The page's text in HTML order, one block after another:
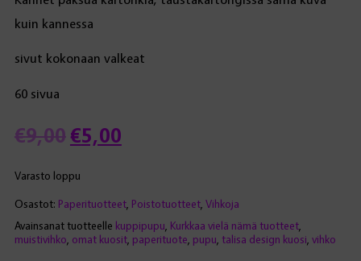
€9,00Alkuperäinen
hinta
oli:
€9,00.
€5,00Nykyinen
on:
€5,00.
kuin kannessa
sivut kokonaan valkeat
60 sivua
Varasto loppu
Osastot: Paperituotteet, Poistotuotteet, Vihkoja
Avainsanat tuotteelle kuppipupu Kurkkaa vielä nämä tuotteet,
muistivihko omat kuosit, paperituote pupu talisa design kuosi vihko